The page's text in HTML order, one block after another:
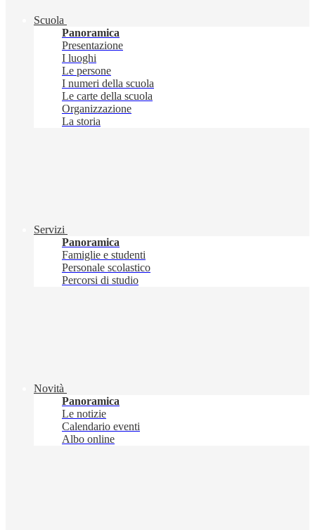
Scuola
Panoramica
Presentazione
I luoghi
Le persone
I numeri della scuola
Le carte della scuola
Organizzazione
La storia
Servizi
Panoramica
Famiglie e studenti
Personale scolastico
Percorsi di studio
Novità
Panoramica
Le notizie
Calendario eventi
Albo online